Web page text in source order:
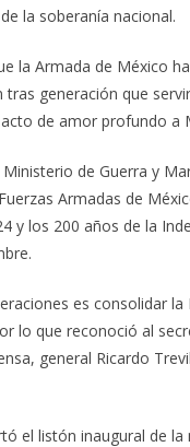
la soberanía nacional.
la Armada de México
generación que
de amor profundo a
de Guerra y
Armadas de
y los 200 años de la
es consolidar
lo que reconoció al
general Ricardo
el listón inaugural de